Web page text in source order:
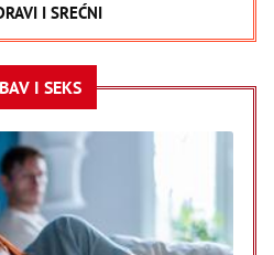
I SREĆNI
I SEKS